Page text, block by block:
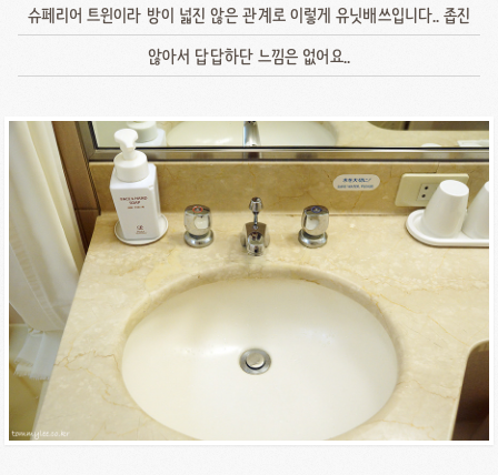
슈페리어 트윈이라 방이 넓진 않은 관계로 이렇게 유닛배쓰입니다.. 좁진
않아서 답답하단 느낌은 없어요..